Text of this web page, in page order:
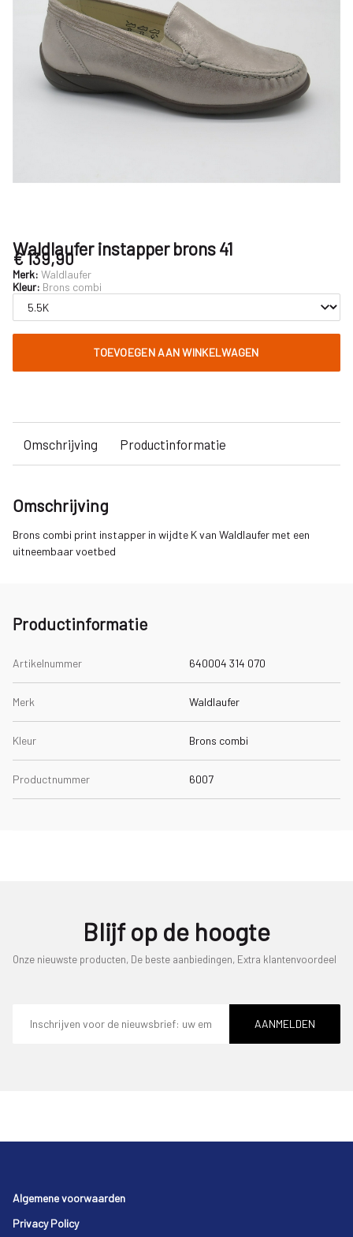
Waldlaufer instapper brons 41
€ 139,90
Merk: Waldlaufer
Kleur: Brons combi
TOEVOEGEN AAN WINKELWAGEN
Omschrijving Productinformatie
Omschrijving
Brons combi print instapper in wijdte K van Waldlaufer met een
uitneembaar voetbed
Productinformatie
Artikelnummer 640004 314 070
Merk Waldlaufer
Kleur Brons combi
Productnummer 6007
Blijf op de hoogte
Onze nieuwste producten, De beste aanbiedingen, Extra klantenvoordeel
mailadres
AANMELDEN
Footer
Algemene voorwaarden
Privacy Policy